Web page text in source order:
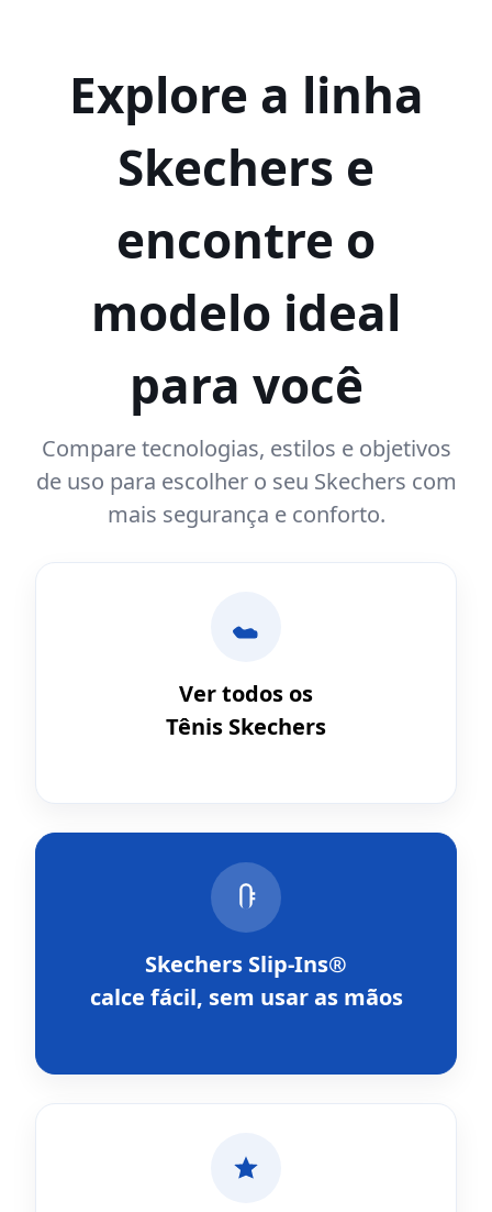
Explore a linha
Skechers e
encontre o
modelo ideal
para você
Compare tecnologias, estilos e objetivos
de uso para escolher o seu Skechers com
mais segurança e conforto.
Ver todos os
Tênis Skechers
Skechers Slip-Ins®
calce fácil, sem usar as mãos